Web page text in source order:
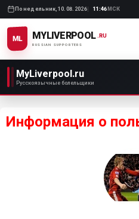
Понедельник, 10.08.2026 11:46 МСК
ML MYLIVERPOOL
RUSSIAN SUPPORTERS
.RU
MyLiverpool.ru
Русскоязычные болельщики
Информация о